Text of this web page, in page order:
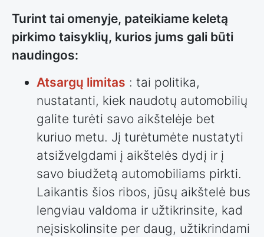
Turint tai omenyje, pateikiame keletą
pirkimo taisyklių, kurios jums gali būti
naudingos:
Atsargų limitas : tai politika,
nustatanti, kiek naudotų automobilių
galite turėti savo aikštelėje bet
kuriuo metu. Jį turėtumėte nustatyti
atsižvelgdami į aikštelės dydį ir į
savo biudžetą automobiliams pirkti.
Laikantis šios ribos, jūsų aikštelė bus
lengviau valdoma ir užtikrinsite, kad
neįsiskolinsite per daug, užtikrindami